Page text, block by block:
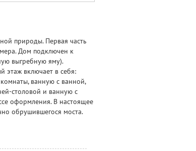
природы. Первая часть
Дом подключен к
выгребную яму).
этаж включает в себя:
ванную с ванной,
столовой и ванную с
оформления. В настоящее
обрушившегося моста.